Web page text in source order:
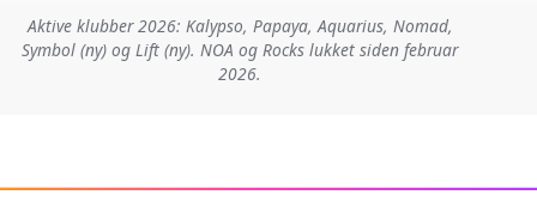
Aktive klubber 2026: Kalypso, Papaya, Aquarius, Nomad,
Symbol (ny) og Lift (ny). NOA og Rocks lukket siden februar
2026.